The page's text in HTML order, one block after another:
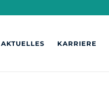
AKTUELLES KARRIERE